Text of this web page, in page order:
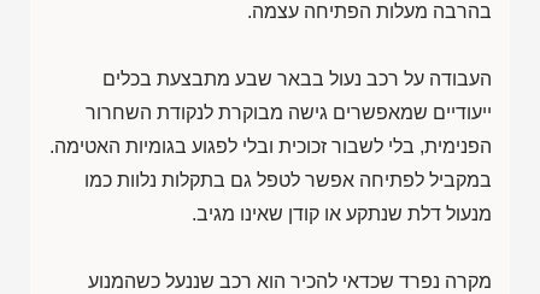
בהרבה מעלות הפתיחה עצמה.
העבודה על רכב נעול בבאר שבע מתבצעת בכלים
ייעודיים שמאפשרים גישה מבוקרת לנקודת השחרור
הפנימית, בלי לשבור זכוכית ובלי לפגוע בגומיות האטימה.
במקביל לפתיחה אפשר לטפל גם בתקלות נלוות כמו
מנעול דלת שנתקע או קודן שאינו מגיב.
מקרה נפרד שכדאי להכיר הוא רכב שננעל כשהמנוע